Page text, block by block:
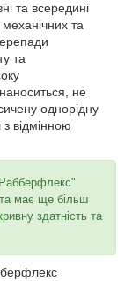
та всередині
та
та
не
однорідну
відмінною
має ще більш
здатність та